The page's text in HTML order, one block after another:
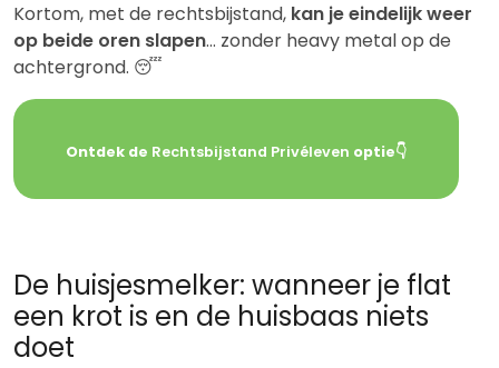
Kortom, met de rechtsbijstand, kan je eindelijk weer
op beide oren slapen… zonder heavy metal op de
achtergrond. 😴
Ontdek de Rechtsbijstand Privéleven optie👇
De huisjesmelker: wanneer je flat
een krot is en de huisbaas niets
doet